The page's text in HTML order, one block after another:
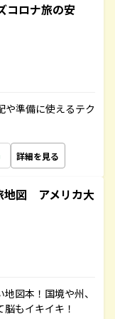
コロナ旅の安
や準備に使えるテク
詳細を見る
図 アメリカ大
図本！国境や州、
もイキイキ！